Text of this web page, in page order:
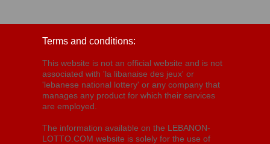
Terms and conditions:
This website is not an official website and is not
associated with 'la libanaise des jeux' or
'lebanese national lottery' or any company that
manages any product for which their services
are employed.
The information available on the LEBANON-
LOTTO.COM website is solely for the use of